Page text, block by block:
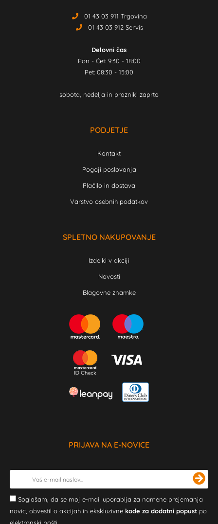
01 43 03 911 Trgovina
01 43 03 912 Servis
Delovni čas
Pon - Čet: 9:30 - 18:00
Pet: 08:30 - 15:00
sobota, nedelja in prazniki zaprto
PODJETJE
Kontakt
Pogoji poslovanja
Plačilo in dostava
Varstvo osebnih podatkov
SPLETNO NAKUPOVANJE
Izdelki v akciji
Novosti
Blagovne znamke
PRIJAVA NA E-NOVICE
Soglašam, da se moj e-mail uporablja za namene prejemanja
novic, obvestil o akcijah in ekskluzivne kode za dodatni popust po